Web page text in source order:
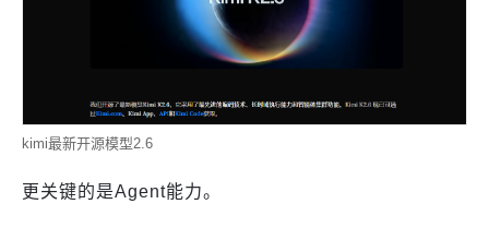
kimi最新开源模型2.6
更关键的是Agent能力。